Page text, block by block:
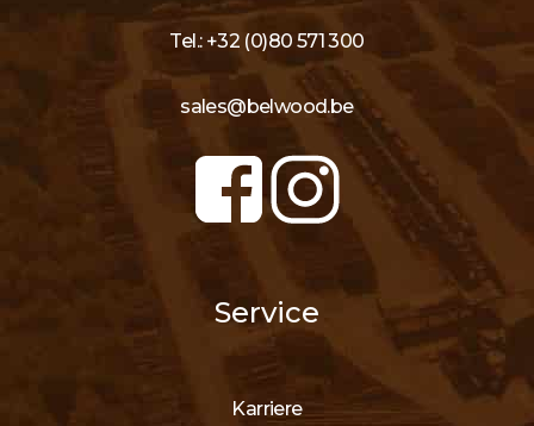
Tel.: +32 (0)80 571 300
sales@belwood.be
Service
Karriere